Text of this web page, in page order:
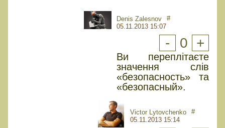
Denis Zalesnov
05.11.2013 15:07
#
- 0 +
Ви переплітаєте
значення слів
«безопасность» та
«безопасный».
Victor Lytovchenko
05.11.2013 15:14
#